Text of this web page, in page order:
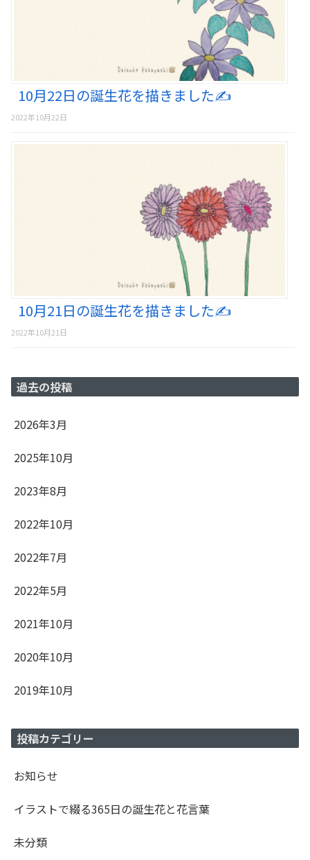
10月22日の誕生花を描きました✍️
2022年10月22日
10月21日の誕生花を描きました✍️
2022年10月21日
過去の投稿
2026年3月
2025年10月
2023年8月
2022年10月
2022年7月
2022年5月
2021年10月
2020年10月
2019年10月
投稿カテゴリー
お知らせ
イラストで綴る365日の誕生花と花言葉
未分類